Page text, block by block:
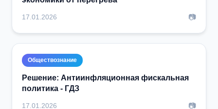
17.01.2026 📷
Обществознание
Решение: Антиинфляционная фискальная
политика - ГДЗ
17.01.2026 📷